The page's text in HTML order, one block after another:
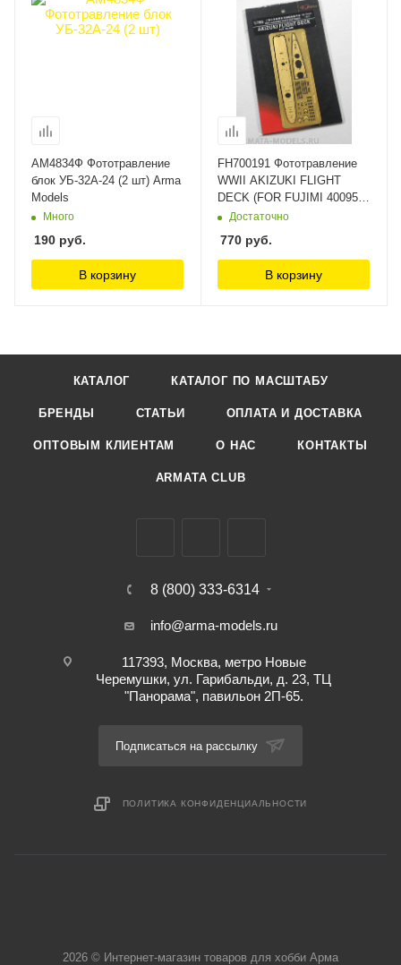
AM4834Ф Фототравление
блок УБ-32А-24 (2 шт) Arma
Models
Много
190 руб.
В корзину
FH700191 Фототравление
WWII AKIZUKI FLIGHT
DECK (FOR FUJIMI 400952)
FlyHawk
Достаточно
770 руб.
В корзину
КАТАЛОГ КАТАЛОГ ПО МАСШТАБУ
БРЕНДЫ СТАТЬИ ОПЛАТА И ДОСТАВКА
ОПТОВЫМ КЛИЕНТАМ О НАС КОНТАКТЫ
ARMATA CLUB
8 (800) 333-6314
info@arma-models.ru
117393, Москва, метро Новые
Черемушки, ул. Гарибальди, д. 23, ТЦ
"Панорама", павильон 2П-65.
Подписаться на рассылку
ПОЛИТИКА КОНФИДЕНЦИАЛЬНОСТИ
2026 © Интернет-магазин товаров для хобби Арма